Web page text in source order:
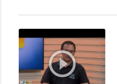
play_circle_outline